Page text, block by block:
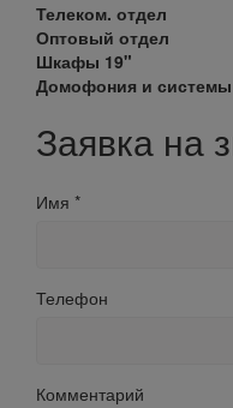
Телеком. отдел
Оптовый отдел
Шкафы 19"
Домофония и системы
Заявка на
Имя *
Телефон
Комментарий